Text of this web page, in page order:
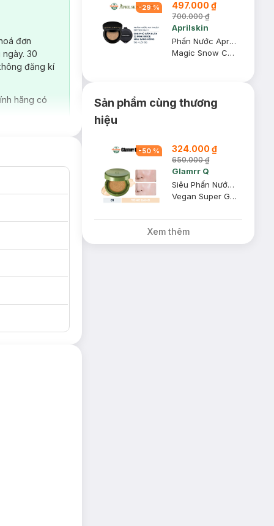
đơn
30
đăng kí
hãng có
-29% 497.000 ₫
700.000 ₫
Aprilskin
Phấn Nước Aprilskin Sáng Hồng 22 Pink Beige Kèm Lõi 15gx2
Magic Snow Cushion 2.0
Sản phẩm cùng thương
hiệu
-50 % 324.000 ₫
650.000 ₫
Glamrr Q
Siêu Phấn Nước Glamrr Q Căng Bóng 01 Màu Sáng 15g
Vegan Super Glow Cushion SPF50+/PA++++ #01 Light Beige
Xem thêm